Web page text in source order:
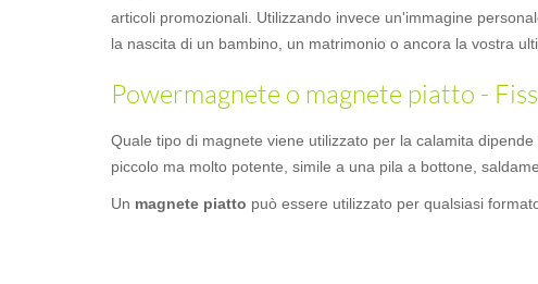
articoli promozionali. Utilizzando invece un'immagine
la nascita di un bambino, un matrimonio o ancora la vostra
Powermagnete o magnete piatto -
Quale tipo di magnete viene utilizzato per la calamita
piccolo ma molto potente, simile a una pila a bottone,
Un magnete piatto può essere utilizzato per qualsiasi